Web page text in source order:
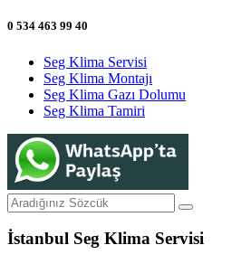
0 534 463 99 40
Seg Klima Servisi
Seg Klima Montajı
Seg Klima Gazı Dolumu
Seg Klima Tamiri
İstanbul Seg Klima Servisi